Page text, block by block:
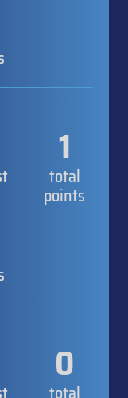
1
total
points
0
total